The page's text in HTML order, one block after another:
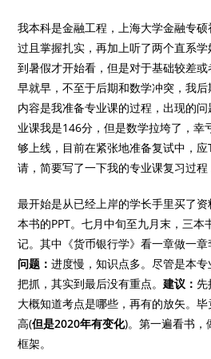
我本科是金融工程，上海大学金融专
过且掌握扎实，再加上听了两个直系
到暑假才开始看，但是对于基础较差
早就早，不至于后期和数学冲突，我
内容是我准备专业课的过程，出现的
业课我是146分，但是数学拉垮了，幸
够上线，目前在紧张地准备复试中，
请，简要写了一下我的专业课复习过程
最开始是从已经上岸的学长手里买了
本书的PPT。七月中旬至九月末，三本
记。其中《货币银行学》看一章做一章
问题 ：进度慢，知识点多。尽管是本
把抓，其实到最后没有重点。建议：先
大概知道考点是哪些，再有的放矢。
高(但是2020年有变化)。第一遍看书，
框架。